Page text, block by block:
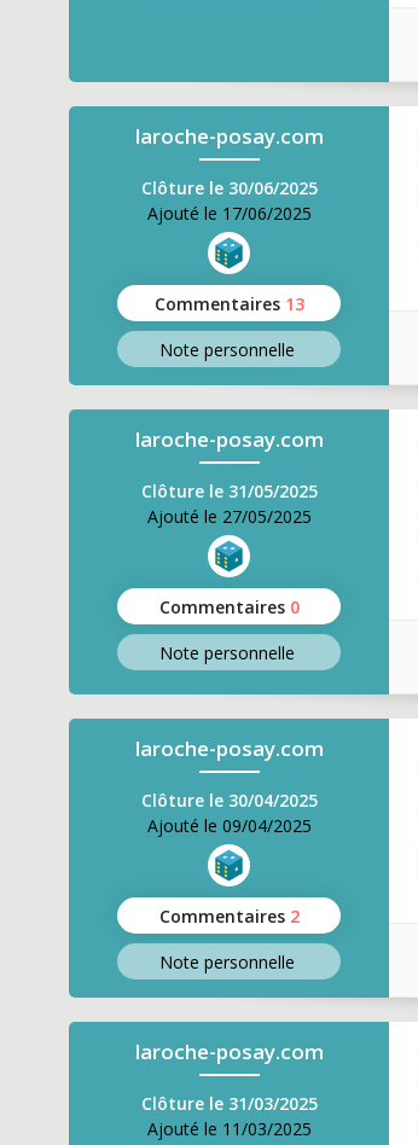
laroche-posay.com
Clôture le 30/06/2025
Ajouté le 17/06/2025
Commentaires 13
Note personnelle
laroche-posay.com
Clôture le 31/05/2025
Ajouté le 27/05/2025
Commentaires 0
Note personnelle
laroche-posay.com
Clôture le 30/04/2025
Ajouté le 09/04/2025
Commentaires 2
Note personnelle
laroche-posay.com
Clôture le 31/03/2025
Ajouté le 11/03/2025